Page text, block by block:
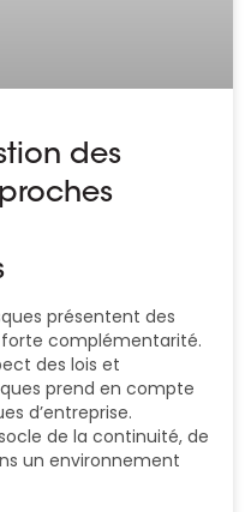
des
présentent des
complémentarité.
des lois et
prend en compte
d’entreprise.
de la continuité, de
un environnement